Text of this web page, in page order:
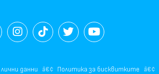
данни Политика за бисквитките